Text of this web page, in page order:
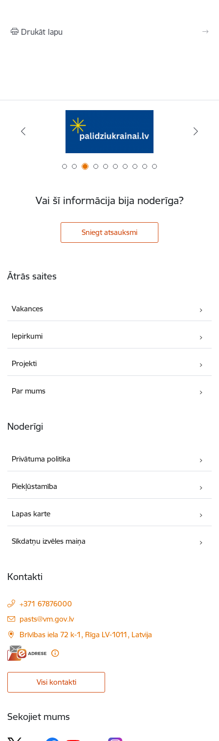
Drukāt lapu
Vai šī informācija bija noderīga?
Sniegt atsauksmi
Ātrās saites
Vakances
Iepirkumi
Projekti
Par mums
Noderīgi
Privātuma politika
Piekļūstamība
Lapas karte
Sīkdatņu izvēles maiņa
Kontakti
+371 67876000
E-pasts:
pasts@vm.gov.lv
Brīvības iela 72 k-1, Rīga LV-1011, Latvija
Visi kontakti
Sekojiet mums